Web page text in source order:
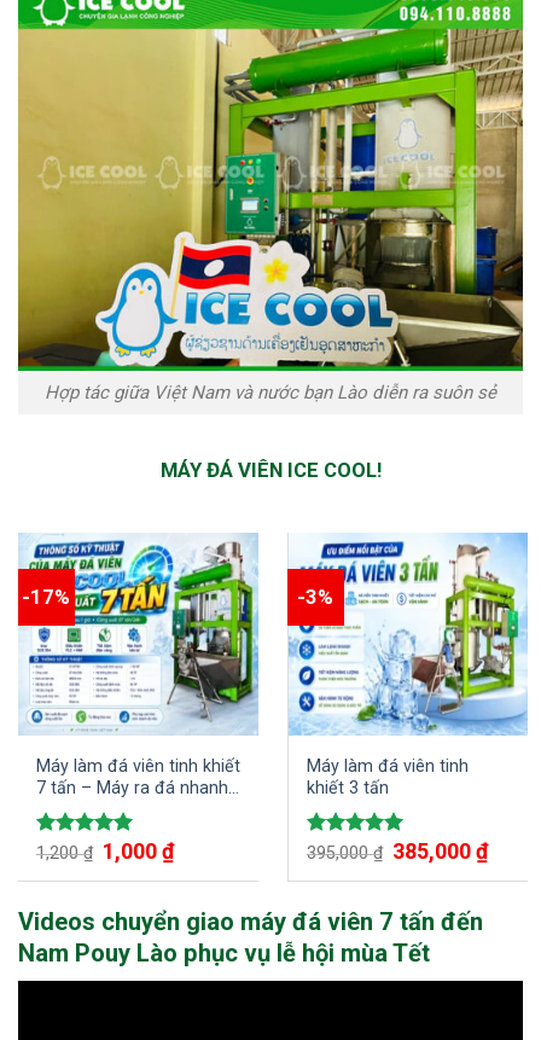
Hợp tác giữa Việt Nam và nước bạn Lào diễn ra suôn sẻ
MÁY ĐÁ VIÊN ICE COOL!
-17%
Máy làm đá viên tinh khiết
7 tấn – Máy ra đá nhanh
chỉ trong 1 giờ đồng hồ
Được xếp
5.00
1,200₫ Giá
gốc
là:
1,000₫Giá
hiện
tại
1,000 ₫.
-3%
Máy làm đá viên tinh
khiết 3 tấn
Được xếp
395,000₫ Giá
gốc
là:
385,000₫Giá
hiện
tại
Videos chuyển giao máy đá viên 7 tấn đến
Nam Pouy Lào phục vụ lễ hội mùa Tết